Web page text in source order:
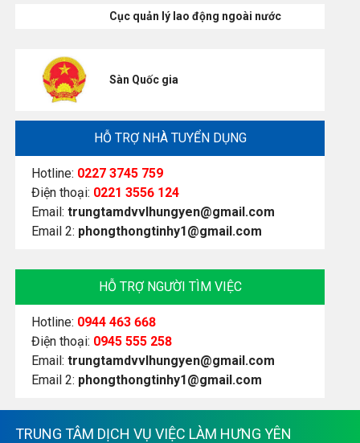
Cục quản lý lao động ngoài nước
Sàn Quốc gia
HỖ TRỢ NHÀ TUYỂN DỤNG
Hotline: 0227 3745 759
Điện thoại: 0221 3556 124
Email: trungtamdvvlhungyen@gmail.com
Email 2: phongthongtinhy1@gmail.com
HỖ TRỢ NGƯỜI TÌM VIỆC
Hotline: 0944 463 668
Điện thoại: 0945 555 258
Email: trungtamdvvlhungyen@gmail.com
Email 2: phongthongtinhy1@gmail.com
TRUNG TÂM DỊCH VỤ VIỆC LÀM HƯNG YÊN